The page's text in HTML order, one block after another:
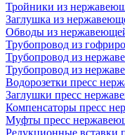
Тройники из
Заглушка из
Обводы из
Трубопровод из
Трубопровод из
Трубопровод из
Водорозетки пресс
Заглушки пресс
Компенсаторы пресс
Муфты пресс
Редукционные вставки